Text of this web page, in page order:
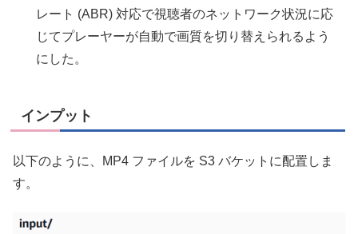
レート (ABR) 対応で視聴者のネットワーク状況に応
じてプレーヤーが自動で画質を切り替えられるよう
にした。
インプット
以下のように、MP4 ファイルを S3 バケットに配置しま
す。